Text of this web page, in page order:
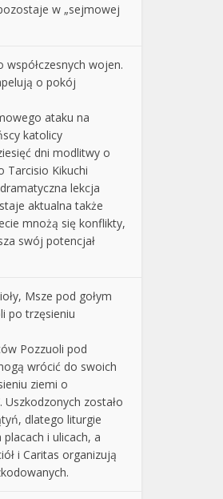
w „sejmowej
współczesnych wojen.
o pokój
ataku na
katolicy
dni modlitwy o
Tarcisio Kikuchi
lekcja
aktualna także
mnożą się konflikty,
swój potencjał
Msze pod gołym
po trzęsieniu
Pozzuoli pod
wrócić do swoich
ziemi o
Uszkodzonych zostało
dlatego liturgie
i ulicach, a
i Caritas organizują